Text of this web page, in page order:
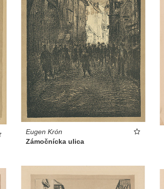
Eugen Krón
Zámočnícka ulica